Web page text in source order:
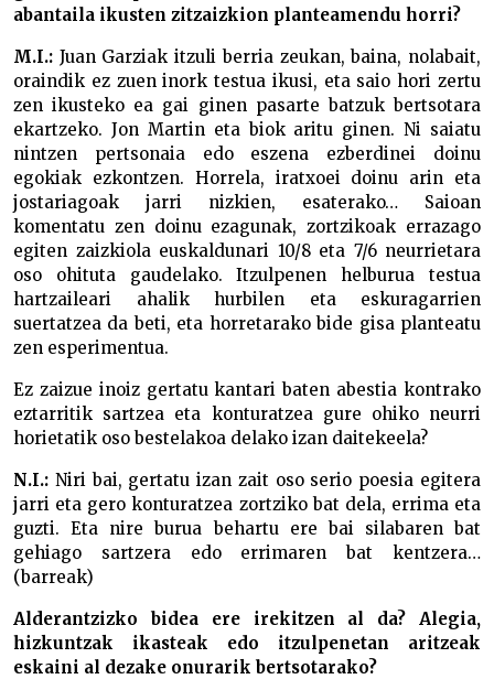
abantaila ikusten zitzaizkion planteamendu horri?
M.I.: Juan Garziak itzuli berria zeukan, baina, nolabait,
oraindik ez zuen inork testua ikusi, eta saio hori zertu
zen ikusteko ea gai ginen pasarte batzuk bertsotara
ekartzeko. Jon Martin eta biok aritu ginen. Ni saiatu
nintzen pertsonaia edo eszena ezberdinei doinu
egokiak ezkontzen. Horrela, iratxoei doinu arin eta
jostariagoak jarri nizkien, esaterako… Saioan
komentatu zen doinu ezagunak, zortzikoak errazago
egiten zaizkiola euskaldunari 10/8 eta 7/6 neurrietara
oso ohituta gaudelako. Itzulpenen helburua testua
hartzaileari ahalik hurbilen eta eskuragarrien
suertatzea da beti, eta horretarako bide gisa planteatu
zen esperimentua.
Ez zaizue inoiz gertatu kantari baten abestia kontrako
eztarritik sartzea eta konturatzea gure ohiko neurri
horietatik oso bestelakoa delako izan daitekeela?
N.I.: Niri bai, gertatu izan zait oso serio poesia egitera
jarri eta gero konturatzea zortziko bat dela, errima eta
guzti. Eta nire burua behartu ere bai silabaren bat
gehiago sartzera edo errimaren bat kentzera…
(barreak)
Alderantzizko bidea ere irekitzen al da? Alegia,
hizkuntzak ikasteak edo itzulpenetan aritzeak
eskaini al dezake onurarik bertsotarako?